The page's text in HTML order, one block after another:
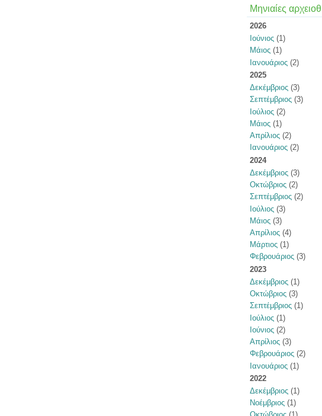
Μηνιαίες
2026
Ιούνιος(1)
Μάιος(1)
Ιανουάριος(2)
2025
Δεκέμβριος(3)
Σεπτέμβριος(3)
Ιούλιος(2)
Μάιος(1)
Απρίλιος(2)
Ιανουάριος(2)
2024
Δεκέμβριος(3)
Οκτώβριος(2)
Σεπτέμβριος(2)
Ιούλιος(3)
Μάιος(3)
Απρίλιος(4)
Μάρτιος(1)
Φεβρουάριος(3)
2023
Δεκέμβριος(1)
Οκτώβριος(3)
Σεπτέμβριος(1)
Ιούλιος(1)
Ιούνιος(2)
Απρίλιος(3)
Φεβρουάριος(2)
Ιανουάριος(1)
2022
Δεκέμβριος(1)
Νοέμβριος(1)